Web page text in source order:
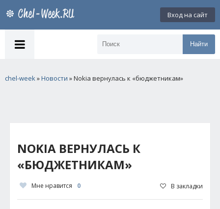
Вход на сайт
Найти
chel-week»Новости » Nokia вернулась к «бюджетникам»
NOKIA ВЕРНУЛАСЬ К
«БЮДЖЕТНИКАМ»
Мне нравится 0 В закладки